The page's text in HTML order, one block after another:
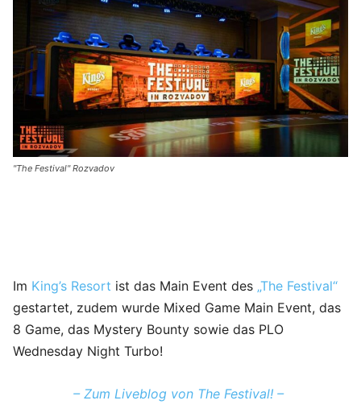
"The Festival" Rozvadov
Im King’s Resort ist das Main Event des „The Festival“
gestartet, zudem wurde Mixed Game Main Event, das
8 Game, das Mystery Bounty sowie das PLO
Wednesday Night Turbo!
– Zum Liveblog von The Festival! –